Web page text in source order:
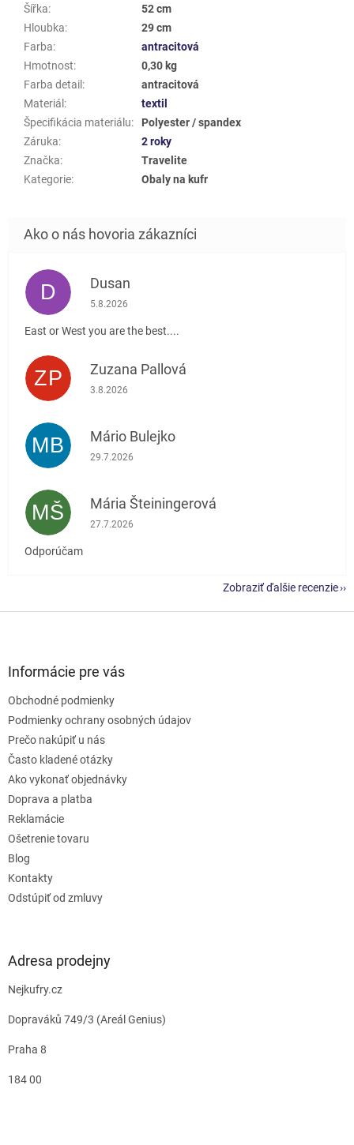
Šířka:
52 cm
Hloubka:
29 cm
Farba:
antracitová
Hmotnost:
0,30 kg
Farba detail :
antracitová
Materiál :
textil
Špecifikácia materiálu:
Polyester / spandex
Záruka:
2 roky
Značka:
Travelite
Kategorie: Obaly na kufr
D Dusan
Hodnotenie obchodu je 5 z 5 hviezdičiek.
5.8.2026
East or West you are the best....
ZP Zuzana Pallová
Hodnotenie obchodu je 5 z 5 hviezdičiek.
3.8.2026
MB Mário Bulejko
Hodnotenie obchodu je 5 z 5 hviezdičiek.
29.7.2026
MŠ Mária Šteiningerová
Hodnotenie obchodu je 5 z 5 hviezdičiek.
27.7.2026
Odporúčam
Zobraziť ďalšie recenzie
Informácie pre vás
Obchodné podmienky
Podmienky ochrany osobných údajov
Prečo nakúpiť u nás
Často kladené otázky
Ako vykonať objednávky
Doprava a platba
Reklamácie
Ošetrenie tovaru
Blog
Kontakty
Odstúpiť od zmluvy
Adresa prodejny
Nejkufry.cz
Dopraváků 749/3 (Areál Genius)
Praha 8
184 00